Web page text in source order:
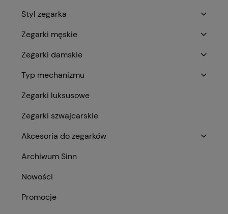
Styl zegarka
Zegarki męskie
Zegarki damskie
Typ mechanizmu
Zegarki luksusowe
Zegarki szwajcarskie
Akcesoria do zegarków
Archiwum Sinn
Nowości
Promocje